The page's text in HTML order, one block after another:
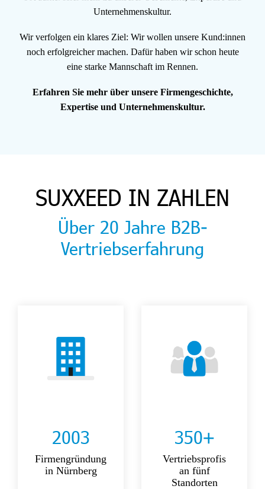
Unternehmenskultur.
Wir verfolgen ein klares Ziel: Wir wollen unsere Kund:innen
noch erfolgreicher machen. Dafür haben wir schon heute
eine starke Mannschaft im Rennen.
Erfahren Sie mehr über unsere Firmengeschichte,
Expertise und Unternehmenskultur.
SUXXEED IN ZAHLEN
Über 20 Jahre B2B-
Vertriebserfahrung
2003
Firmengründung
in Nürnberg
350+
Vertriebsprofis
an fünf
Standorten